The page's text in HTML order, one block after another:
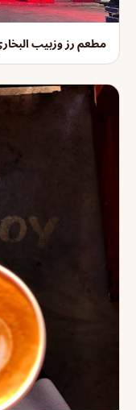
مطعم رز وزبيب